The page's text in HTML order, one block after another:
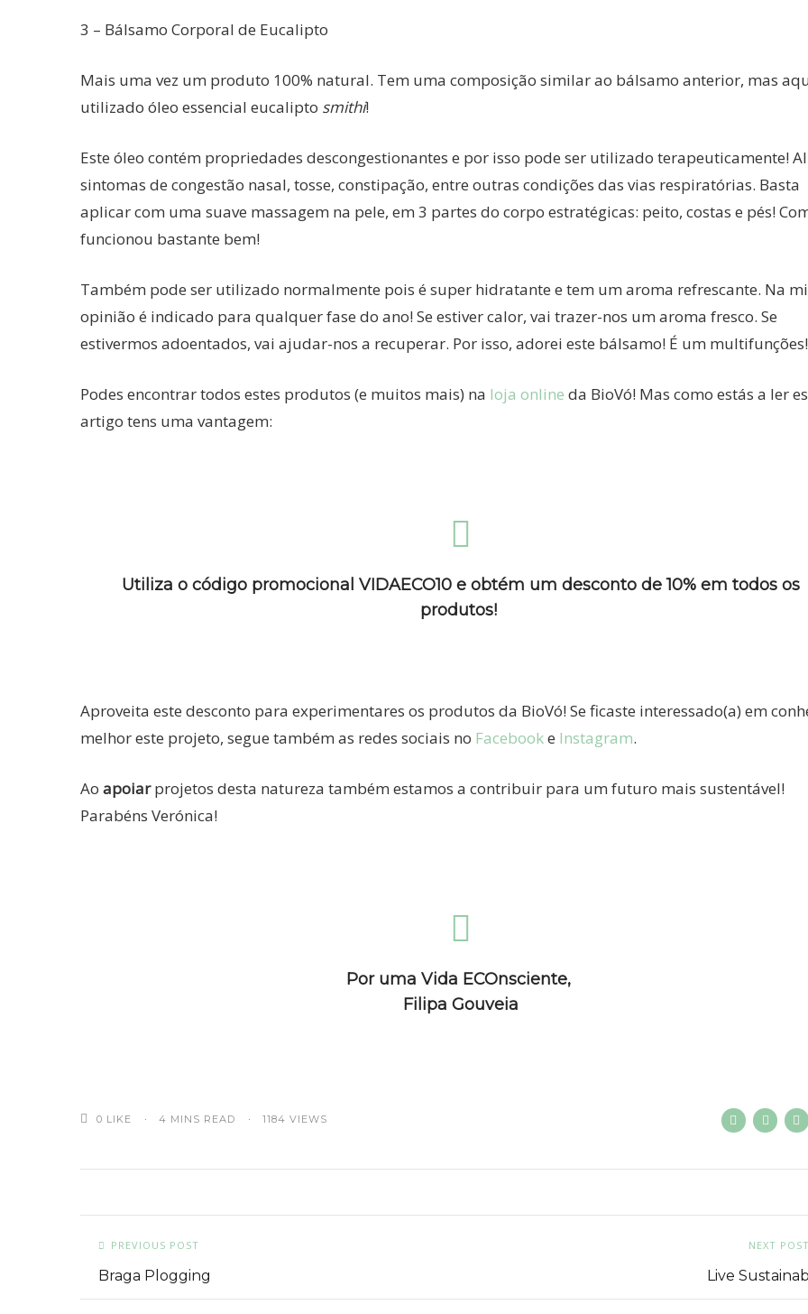
3 – Bálsamo Corporal de Eucalipto
Mais uma vez um produto 100% natural. Tem uma composição similar ao bálsamo anterior, mas
utilizado óleo essencial eucalipto smithi!
Este óleo contém propriedades descongestionantes e por isso pode ser utilizado terapeuticamente!
sintomas de congestão nasal, tosse, constipação, entre outras condições das vias respiratórias. Basta
aplicar com uma suave massagem na pele, em 3 partes do corpo estratégicas: peito, costas e pés!
funcionou bastante bem!
Também pode ser utilizado normalmente pois é super hidratante e tem um aroma refrescante. Na
opinião é indicado para qualquer fase do ano! Se estiver calor, vai trazer-nos um aroma fresco. Se
estivermos adoentados, vai ajudar-nos a recuperar. Por isso, adorei este bálsamo! É um
Podes encontrar todos estes produtos (e muitos mais) na loja online da BioVó! Mas como estás a ler
artigo tens uma vantagem:
Utiliza o código promocional VIDAECO10 e obtém um desconto de 10% em todos os
produtos!
Aproveita este desconto para experimentares os produtos da BioVó! Se ficaste interessado(a) em
melhor este projeto, segue também as redes sociais no Facebooke Instagram.
Ao apoiarprojetos desta natureza também estamos a contribuir para um futuro mais sustentável!
Parabéns Verónica!
Por uma Vida ECOnsciente,
Filipa Gouveia
0 LIKE 4 MINS READ 1184 VIEWS
PREVIOUS POST
Braga Plogging
NEXT
Live